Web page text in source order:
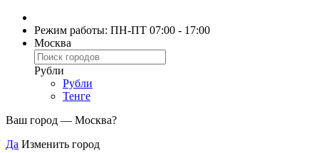
Режим работы: ПН-ПТ 07:00 - 17:00
Москва
Рубли
Рубли
Тенге
Ваш город — Москва?
Да Изменить город